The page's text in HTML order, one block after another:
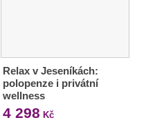
Relax v Jeseníkách:
polopenze i privátní
wellness
4 298 Kč